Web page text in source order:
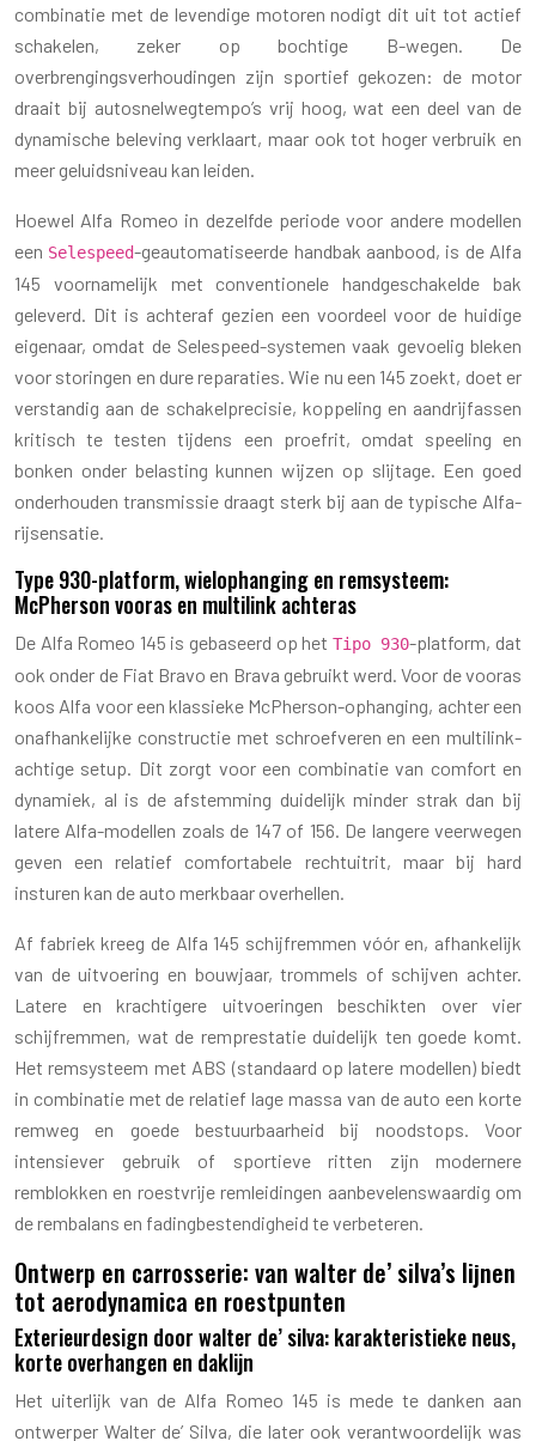
combinatie met de levendige motoren nodigt dit uit tot actief
schakelen, zeker op bochtige B-wegen. De
overbrengingsverhoudingen zijn sportief gekozen: de motor
draait bij autosnelwegtempo’s vrij hoog, wat een deel van de
dynamische beleving verklaart, maar ook tot hoger verbruik en
meer geluidsniveau kan leiden.
Hoewel Alfa Romeo in dezelfde periode voor andere modellen
een Selespeed-geautomatiseerde handbak aanbood, is de Alfa
145 voornamelijk met conventionele handgeschakelde bak
geleverd. Dit is achteraf gezien een voordeel voor de huidige
eigenaar, omdat de Selespeed-systemen vaak gevoelig bleken
voor storingen en dure reparaties. Wie nu een 145 zoekt, doet er
verstandig aan de schakelprecisie, koppeling en aandrijfassen
kritisch te testen tijdens een proefrit, omdat speeling en
bonken onder belasting kunnen wijzen op slijtage. Een goed
onderhouden transmissie draagt sterk bij aan de typische Alfa-
rijsensatie.
Type 930-platform, wielophanging en remsysteem:
McPherson vooras en multilink achteras
De Alfa Romeo 145 is gebaseerd op het Tipo 930-platform, dat
ook onder de Fiat Bravo en Brava gebruikt werd. Voor de vooras
koos Alfa voor een klassieke McPherson-ophanging, achter een
onafhankelijke constructie met schroefveren en een multilink-
achtige setup. Dit zorgt voor een combinatie van comfort en
dynamiek, al is de afstemming duidelijk minder strak dan bij
latere Alfa-modellen zoals de 147 of 156. De langere veerwegen
geven een relatief comfortabele rechtuitrit, maar bij hard
insturen kan de auto merkbaar overhellen.
Af fabriek kreeg de Alfa 145 schijfremmen vóór en, afhankelijk
van de uitvoering en bouwjaar, trommels of schijven achter.
Latere en krachtigere uitvoeringen beschikten over vier
schijfremmen, wat de remprestatie duidelijk ten goede komt.
Het remsysteem met ABS (standaard op latere modellen) biedt
in combinatie met de relatief lage massa van de auto een korte
remweg en goede bestuurbaarheid bij noodstops. Voor
intensiever gebruik of sportieve ritten zijn modernere
remblokken en roestvrije remleidingen aanbevelenswaardig om
de rembalans en fadingbestendigheid te verbeteren.
Ontwerp en carrosserie: van walter de’ silva’s lijnen
tot aerodynamica en roestpunten
Exterieurdesign door walter de’ silva: karakteristieke neus,
korte overhangen en daklijn
Het uiterlijk van de Alfa Romeo 145 is mede te danken aan
ontwerper Walter de’ Silva, die later ook verantwoordelijk was